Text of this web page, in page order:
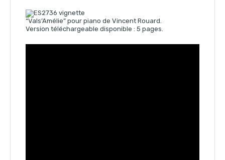
“Vals’Amélie” pour piano de Vincent Rouard.
Version téléchargeable disponible : 5 pages.